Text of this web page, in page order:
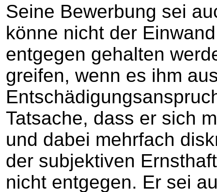
Seine Bewerbung sei
könne nicht der
entgegen gehalten
greifen, wenn es ihm
Tatsache, dass er sich
und dabei mehrfach
der subjektiven
nicht entgegen. Er sei